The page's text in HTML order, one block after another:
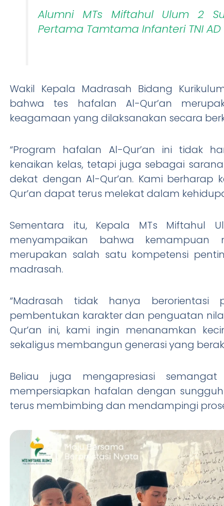
Alumni MTs Miftahul Ulum 2
Pertama Tamtama Infanteri TNI AD
Wakil Kepala Madrasah Bidang
bahwa tes hafalan Al-Qur’an
keagamaan yang dilaksanakan secara
“Program hafalan Al-Qur’an ini tidak
kenaikan kelas, tetapi juga sebagai
dekat dengan Al-Qur’an. Kami
Qur’an dapat terus melekat dalam
Sementara itu, Kepala MTs Miftahul
menyampaikan bahwa kemampuan
merupakan salah satu kompetensi
madrasah.
“Madrasah tidak hanya
pembentukan karakter dan penguatan
Qur’an ini, kami ingin menanamkan
sekaligus membangun generasi yang
Beliau juga mengapresiasi
mempersiapkan hafalan dengan
terus membimbing dan mendampingi